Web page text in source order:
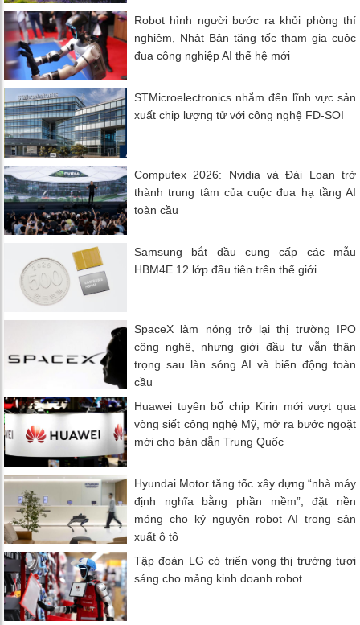
Robot hình người bước ra khỏi phòng thí
nghiệm, Nhật Bản tăng tốc tham gia cuộc
đua công nghiệp AI thế hệ mới
STMicroelectronics nhắm đến lĩnh vực sản
xuất chip lượng tử với công nghệ FD-SOI
Computex 2026: Nvidia và Đài Loan trở
thành trung tâm của cuộc đua hạ tầng AI
toàn cầu
Samsung bắt đầu cung cấp các mẫu
HBM4E 12 lớp đầu tiên trên thế giới
SpaceX làm nóng trở lại thị trường IPO
công nghệ, nhưng giới đầu tư vẫn thận
trọng sau làn sóng AI và biến động toàn
cầu
Huawei tuyên bố chip Kirin mới vượt qua
vòng siết công nghệ Mỹ, mở ra bước ngoặt
mới cho bán dẫn Trung Quốc
Hyundai Motor tăng tốc xây dựng “nhà máy
định nghĩa bằng phần mềm”, đặt nền
móng cho kỷ nguyên robot AI trong sản
xuất ô tô
Tập đoàn LG có triển vọng thị trường tươi
sáng cho mảng kinh doanh robot